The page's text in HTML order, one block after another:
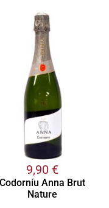
9,90 €
Codorníu Anna Brut
Nature